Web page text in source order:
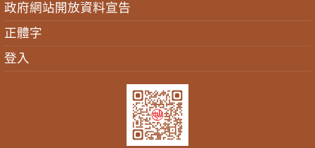
政府網站開放資料宣告
正體字
登入